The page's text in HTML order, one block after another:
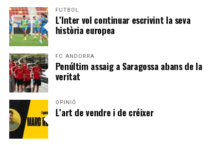
FUTBOL
L’Inter vol continuar escrivint la seva
història europea
FC ANDORRA
Penúltim assaig a Saragossa abans de la
veritat
OPINIÓ
L’art de vendre i de créixer